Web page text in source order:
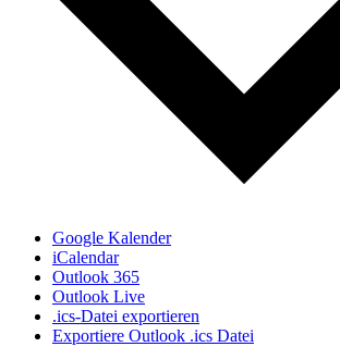
Google Kalender
iCalendar
Outlook 365
Outlook Live
.ics-Datei exportieren
Exportiere Outlook .ics Datei